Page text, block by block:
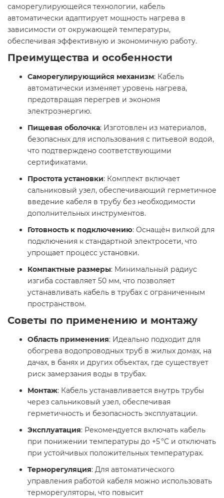
саморегулирующейся технологии, кабель
автоматически адаптирует мощность нагрева в
зависимости от окружающей температуры,
обеспечивая эффективную и экономичную работу.​
Преимущества и особенности
Саморегулирующийся механизм: Кабель
автоматически изменяет уровень нагрева,
предотвращая перегрев и экономя
электроэнергию.​
Пищевая оболочка: Изготовлен из материалов,
безопасных для использования с питьевой водой,
что подтверждено соответствующими
сертификатами.​
Простота установки: Комплект включает
сальниковый узел, обеспечивающий герметичное
введение кабеля в трубу без необходимости
дополнительных инструментов.​
Готовность к подключению: Оснащён вилкой для
подключения к стандартной электросети, что
упрощает процесс установки.​
Компактные размеры: Минимальный радиус
изгиба составляет 50 мм, что позволяет
устанавливать кабель в трубах с ограниченным
пространством.​
Советы по применению и монтажу
Область применения: Идеально подходит для
обогрева водопроводных труб в жилых домах, на
дачах, в банях и других объектах, где существует
риск замерзания воды в трубах.​
Монтаж: Кабель устанавливается внутрь трубы
через сальниковый узел, обеспечивая
герметичность и безопасность эксплуатации.​
Эксплуатация: Рекомендуется включать кабель
при понижении температуры до +5 °C и отключать
при устойчивых положительных температурах.​
Терморегуляция: Для автоматического
управления работой кабеля можно использовать
терморегуляторы, что повысит